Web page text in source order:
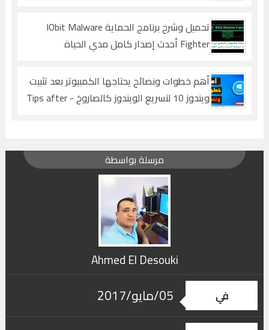
تحميل وشرح برنامج الحماية IObit Malware
Fighter أحدث إصدار كامل مدي الحياة
أهم خطوات ونصائح يحتاجها الكمبيوتر بعد تثبيت
ويندوز 10 لتسريع الويندوز كالصاروخ - Tips after
installing Windows 10
مرسلة بواسطة
Ahmed El Desouki
في 05/مايو/2017